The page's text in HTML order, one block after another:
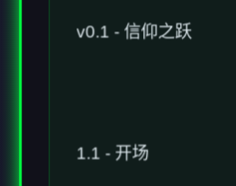
1.1.1 挑选：是否开